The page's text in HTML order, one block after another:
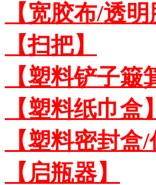
【宽胶布/透
【扫把】
【塑料铲子
【塑料纸巾盒】
【塑料密封盒/
【启瓶器】